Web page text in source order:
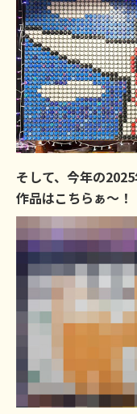
そして、今年の
作品はこちらぁ～！